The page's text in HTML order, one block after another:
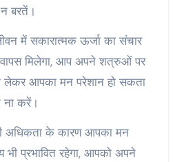
न बरतें।
में सकारात्मक ऊर्जा का संचार
मिलेगा, आप अपने शत्रुओं पर
लेकर आपका मन परेशान हो सकता
करें।
अधिकता के कारण आपका मन
भी प्रभावित रहेगा, आपको अपने